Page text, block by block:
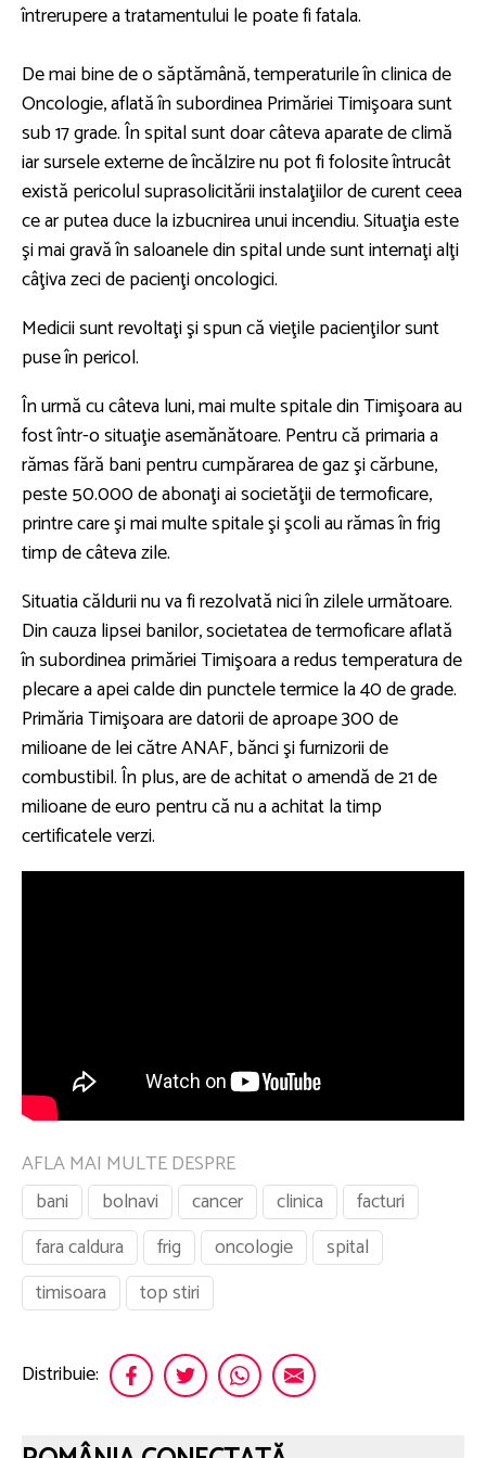
întrerupere a tratamentului le poate fi fatala.
De mai bine de o săptămână, temperaturile în clinica de
Oncologie, aflată în subordinea Primăriei Timişoara sunt
sub 17 grade. În spital sunt doar câteva aparate de climă
iar sursele externe de încălzire nu pot fi folosite întrucât
există pericolul suprasolicitării instalaţiilor de curent ceea
ce ar putea duce la izbucnirea unui incendiu. Situaţia este
şi mai gravă în saloanele din spital unde sunt internaţi alţi
câţiva zeci de pacienţi oncologici.
Medicii sunt revoltaţi şi spun că vieţile pacienţilor sunt
puse în pericol.
În urmă cu câteva luni, mai multe spitale din Timişoara au
fost într-o situaţie asemănătoare. Pentru că primaria a
rămas fără bani pentru cumpărarea de gaz şi cărbune,
peste 50.000 de abonaţi ai societăţii de termoficare,
printre care şi mai multe spitale şi şcoli au rămas în frig
timp de câteva zile.
Situatia căldurii nu va fi rezolvată nici în zilele următoare.
Din cauza lipsei banilor, societatea de termoficare aflată
în subordinea primăriei Timişoara a redus temperatura de
plecare a apei calde din punctele termice la 40 de grade.
Primăria Timişoara are datorii de aproape 300 de
milioane de lei către ANAF, bănci şi furnizorii de
combustibil. În plus, are de achitat o amendă de 21 de
milioane de euro pentru că nu a achitat la timp
certificatele verzi.
AFLA MAI MULTE DESPRE
bani
bolnavi cancer clinica
facturi
fara caldura
frig oncologie
spital
timisoara
top stiri
Distribuie: